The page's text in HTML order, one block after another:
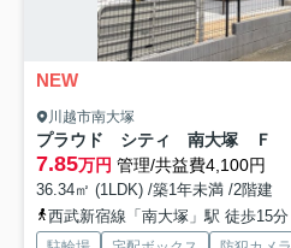
NEW
川越市南大塚
プラウド シティ 南大塚 Ｆ
7.85万円 管理/共益費4,100円
36.34㎡ (1LDK) /築1年未満 /2階建
西武新宿線「南大塚」駅 徒歩15分